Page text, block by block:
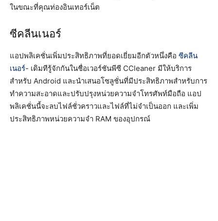
ในขณะที่คุณท่องอินเทอร์เน็ต
ซีคลีนเนอร์
แอปพลิเคชั่นเพิ่มประสิทธิภาพที่ยอดเยี่ยมอีกตัวหนึ่งคือ ซีคลีน
เนอร์- เดิมทีรู้จักกันในชื่อเวอร์ชันพีซี CCleaner มีให้บริการ
สำหรับ Android และนำเสนอโซลูชั่นที่มีประสิทธิภาพสำหรับการ
ทำความสะอาดและปรับปรุงหน่วยความจำโทรศัพท์มือถือ แอป
พลิเคชั่นนี้จะลบไฟล์ชั่วคราวและไฟล์ที่ไม่จำเป็นออก และเพิ่ม
ประสิทธิภาพหน่วยความจำ RAM ของอุปกรณ์